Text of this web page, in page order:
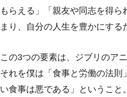
もらえる」「親友や同志を得
まり、自分の人生を豊かにする
この3つの要素は、ジブリのア
それを僕は「食事と労働の法
い食事は悪である」というこ